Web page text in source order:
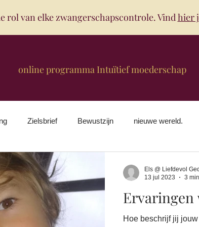
rol van elke zwangerschapscontrole. Vindhier
online programma Intuïtief moederschap
Zielsbrief Bewustzijn nieuwe wereld.
Baby's coaching
Ervaringen
Hoe beschrijf jij
Els @ Liefdevol
13 jul 2023
3